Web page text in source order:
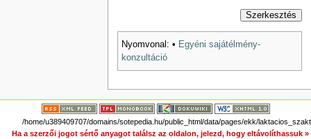
Szerkesztés
Nyomvonal: • Egyéni sajátélmény-
konzultáció
/home/u389409707/domains/sotepedia.hu/public_html/data/pages/ekk/
Ha a szerzői jogot sértő anyagot találsz az oldalon, jelezd, hogy eltávolíthassuk »